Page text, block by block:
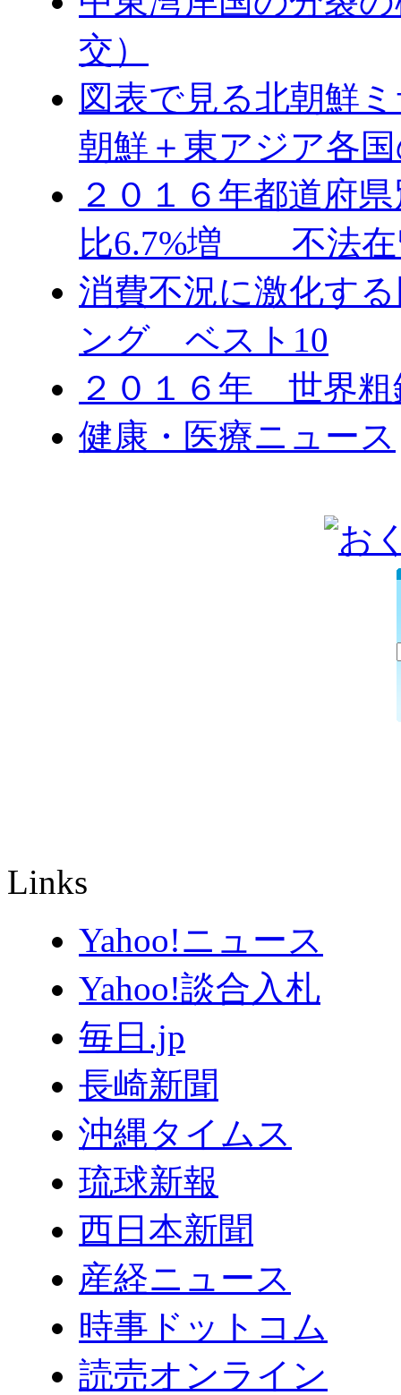
交）
図表で見る北朝鮮
朝鮮＋東アジア各
２０１６年都道府
比6.7%増 不法在
消費不況に激化す
ング ベスト10
２０１６年 世界粗
健康・医療ニュース
Links
Yahoo!ニュース
Yahoo!談合入札
毎日.jp
長崎新聞
沖縄タイムス
琉球新報
西日本新聞
産経ニュース
時事ドットコム
読売オンライン